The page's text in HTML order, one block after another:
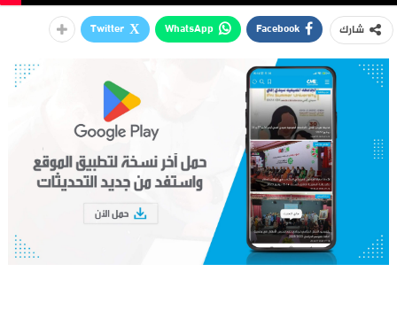
شارك Facebook
WhatsApp
Twitter